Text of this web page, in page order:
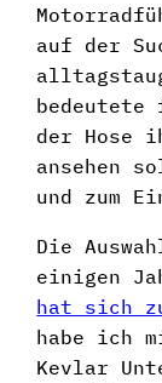
auf der
bedeutete
der Hose
ansehen
und zum
Die
einigen
hat sich
habe ich
Kevlar